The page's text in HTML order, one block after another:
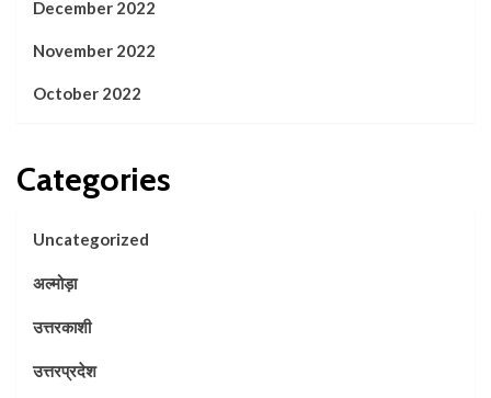
December 2022
November 2022
October 2022
Categories
Uncategorized
अल्मोड़ा
उत्तरकाशी
उत्तरप्रदेश